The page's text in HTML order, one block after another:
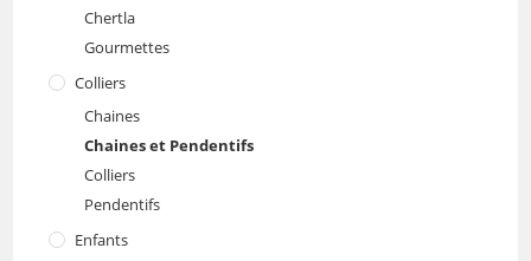
Chertla
Gourmettes
Colliers
Chaines
Chaines et Pendentifs
Colliers
Pendentifs
Enfants